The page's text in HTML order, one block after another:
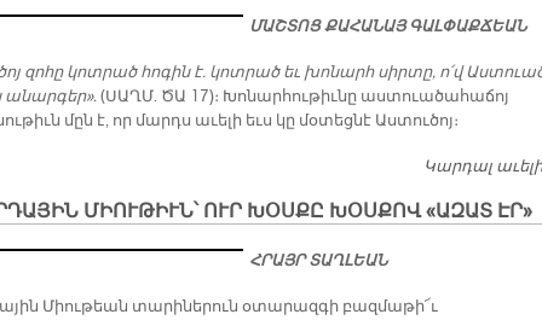
ՄԱՇՏՈՑ ՔԱՀԱՆԱՅ ԳԱԼՓԱՔՃԵԱՆ
զոհը կոտրած հոգին է. կոտրած եւ խոնարհ սիրտը, ո՛վ
անարգեր».(ՍԱՂՄ. ԾԱ 17)։ Խոնարհութիւնը աստուածահաճոյ
մըն է, որ մարդս աւելի եւս կը մօտեցնէ Աստուծոյ։
Կարդալ
ՄԻՈՒԹԻՒՆ՝ ՈՒՐ ԽՕՍՔԸ ԽՕՍՔՈՎ «ԱԶԱՏ ԷՐ»
ՀՐԱՅՐ ՏԱՂԼԵԱՆ
Միութեան տարիներուն օտարազգի բազմաթի՜ւ